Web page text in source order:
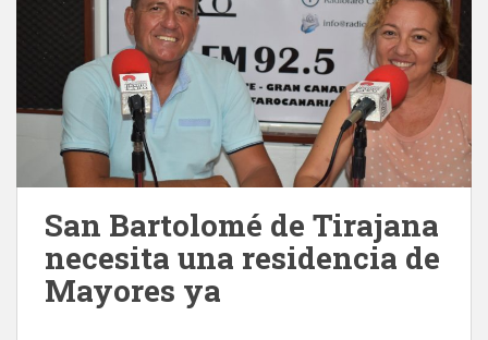
San Bartolomé de Tirajana
necesita una residencia de
Mayores ya